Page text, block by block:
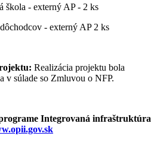
škola - externý AP - 2 ks
- externý AP 2 ks
Realizácia projektu bola
v súlade so Zmluvou o NFP.
Integrovaná infraštruktúra